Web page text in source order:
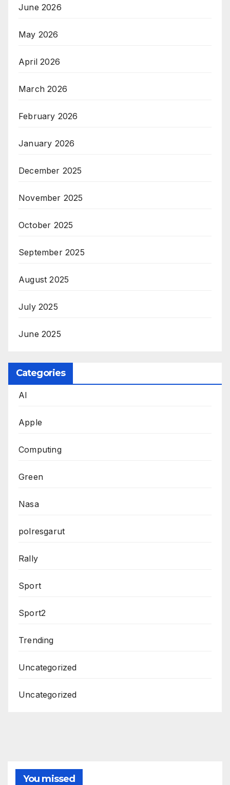
June 2026
May 2026
April 2026
March 2026
February 2026
January 2026
December 2025
November 2025
October 2025
September 2025
August 2025
July 2025
June 2025
Categories
AI
Apple
Computing
Green
Nasa
polresgarut
Rally
Sport
Sport2
Trending
Uncategorized
Uncategorized
You missed